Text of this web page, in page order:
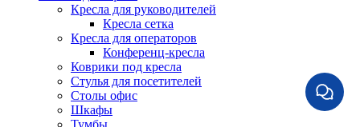
Кресла для руководителей
Кресла сетка
Кресла для операторов
Конференц-кресла
Коврики под кресла
Стулья для посетителей
Столы офис
Шкафы
Тумбы